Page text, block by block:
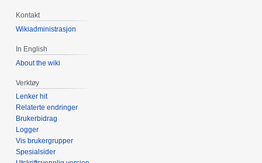
Kontakt
Wikiadministrasjon
In English
About the wiki
Verktøy
Lenker hit
Relaterte endringer
Brukerbidrag
Logger
Vis brukergrupper
Spesialsider